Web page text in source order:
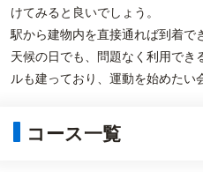
けてみると良いでしょう。
駅から建物内を直接通れば到着で
天候の日でも、問題なく利用で
ルも建っており、運動を始めたい
コース一覧